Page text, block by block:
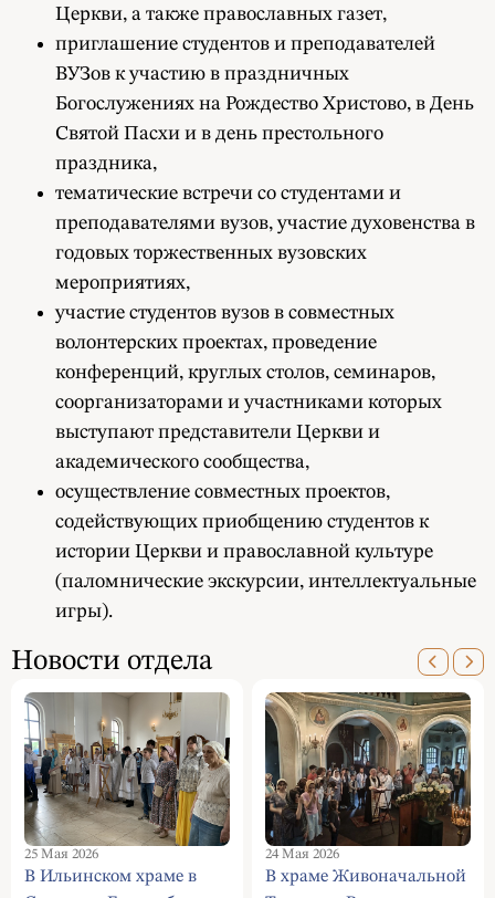
Церкви, а также православных газет,
приглашение студентов и преподавателей
ВУЗов к участию в праздничных
Богослужениях на Рождество Христово, в День
Святой Пасхи и в день престольного
праздника,
тематические встречи со студентами и
преподавателями вузов, участие духовенства в
годовых торжественных вузовских
мероприятиях,
участие студентов вузов в совместных
волонтерских проектах, проведение
конференций, круглых столов, семинаров,
соорганизаторами и участниками которых
выступают представители Церкви и
академического сообщества,
осуществление совместных проектов,
содействующих приобщению студентов к
истории Церкви и православной культуре
(паломнические экскурсии, интеллектуальные
игры).
Новости отдела
25 Мая 2026
В Ильинском храме в
24 Мая 2026
В храме Живоначальной